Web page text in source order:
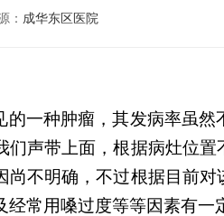
： 成华东区医院
一种肿瘤，其发病率虽然
声带上面，根据病灶位置
不明确，不过根据目前对
常用嗓过度等等因素有一